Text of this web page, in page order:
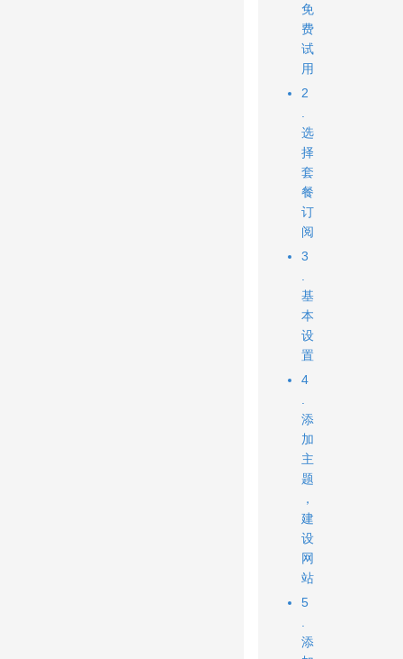
免
费
试
用
2
选
择
套
餐
订
阅
3
基
本
设
置
4
添
加
主
题
，
建
设
网
站
5
添